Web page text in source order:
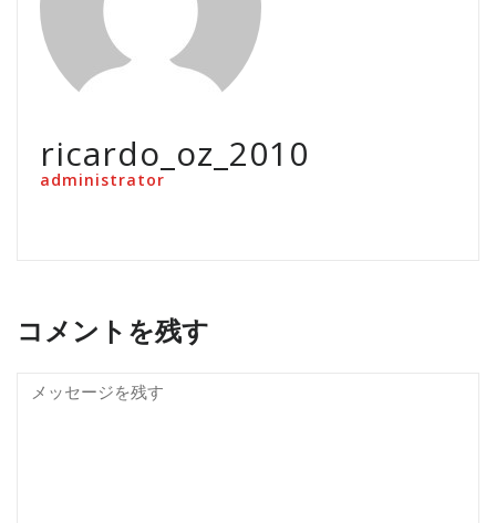
ricardo_oz_2010
administrator
コメントを残す